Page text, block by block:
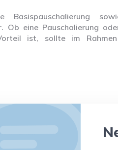
Basispauschalierung
Ob eine Pauschalierung
ist, sollte im